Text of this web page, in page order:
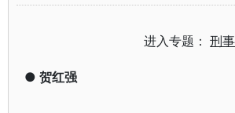
进入专题：刑
● 贺红强